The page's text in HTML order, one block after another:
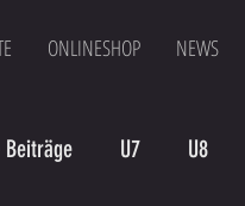
ONLINESHOP NEWS
U7 U8